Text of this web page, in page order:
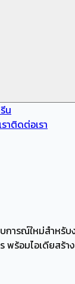
น
าติดต่อเรา
บการณ์ใหม่สำหรั
พร้อมไอเดียสร้า